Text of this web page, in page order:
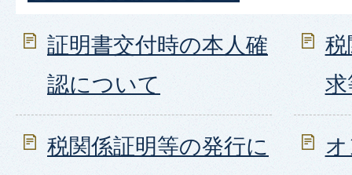
証明書交付時の本人確
認について
税
税関係証明等の発行に